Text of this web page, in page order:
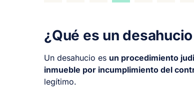
¿Qué es un
Un desahucio es un procedimiento
inmueble por incumplimiento del
legítimo.